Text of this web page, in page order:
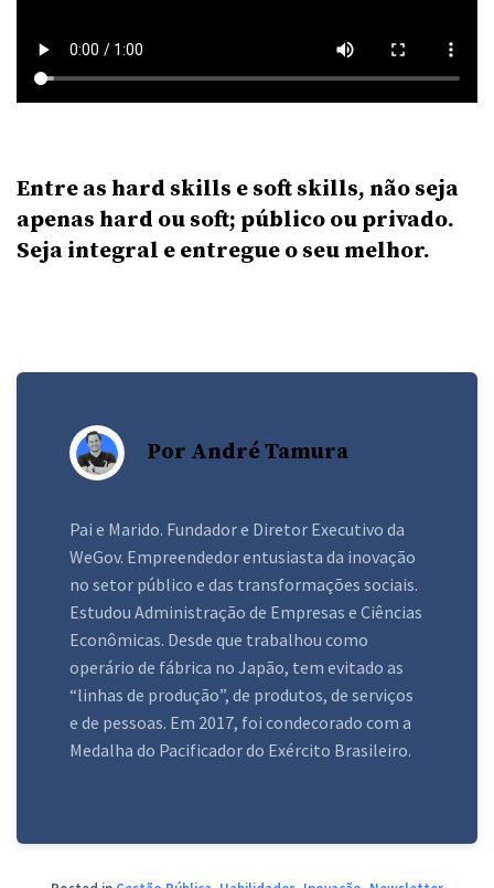
Entre as hard skills e soft skills, não seja
apenas hard ou soft; público ou privado.
Seja integral e entregue o seu melhor.
Por André Tamura
Pai e Marido. Fundador e Diretor Executivo da
WeGov. Empreendedor entusiasta da inovação
no setor público e das transformações sociais.
Estudou Administração de Empresas e Ciências
Econômicas. Desde que trabalhou como
operário de fábrica no Japão, tem evitado as
“linhas de produção”, de produtos, de serviços
e de pessoas. Em 2017, foi condecorado com a
Medalha do Pacificador do Exército Brasileiro.